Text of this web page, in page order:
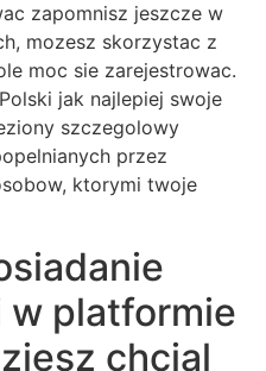
zapomnisz jeszcze w
mozesz skorzystac z
moc sie zarejestrowac.
jak najlepiej swoje
szczegolowy
przez
ktorymi twoje
w platformie
chcial